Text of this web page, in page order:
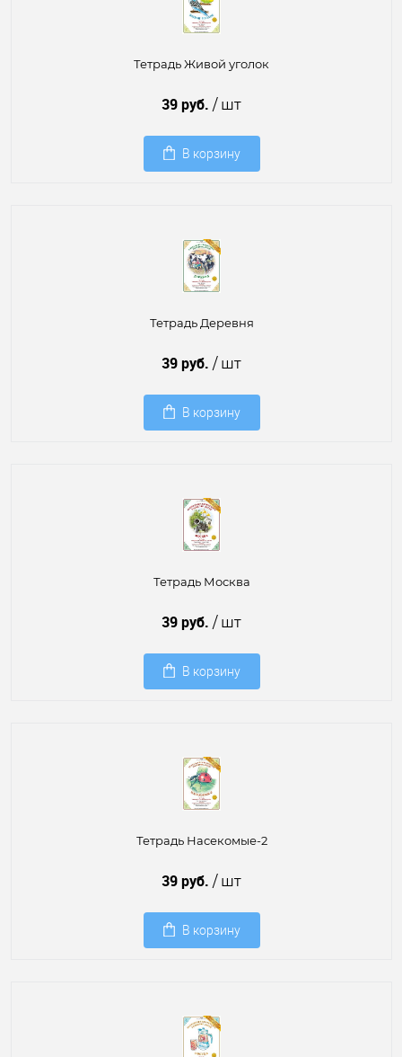
Тетрадь Живой уголок
39 руб. / шт
В корзину
Тетрадь Деревня
39 руб. / шт
В корзину
Тетрадь Москва
39 руб. / шт
В корзину
Тетрадь Насекомые-2
39 руб. / шт
В корзину